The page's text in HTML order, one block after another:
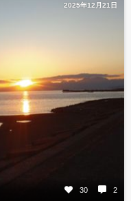
2025年12月21日
30 2